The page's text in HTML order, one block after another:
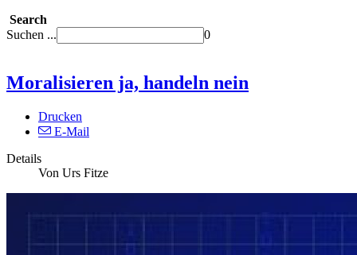
Search
Suchen ...
0
Moralisieren ja, handeln nein
Drucken
E-Mail
Details
Von Urs Fitze